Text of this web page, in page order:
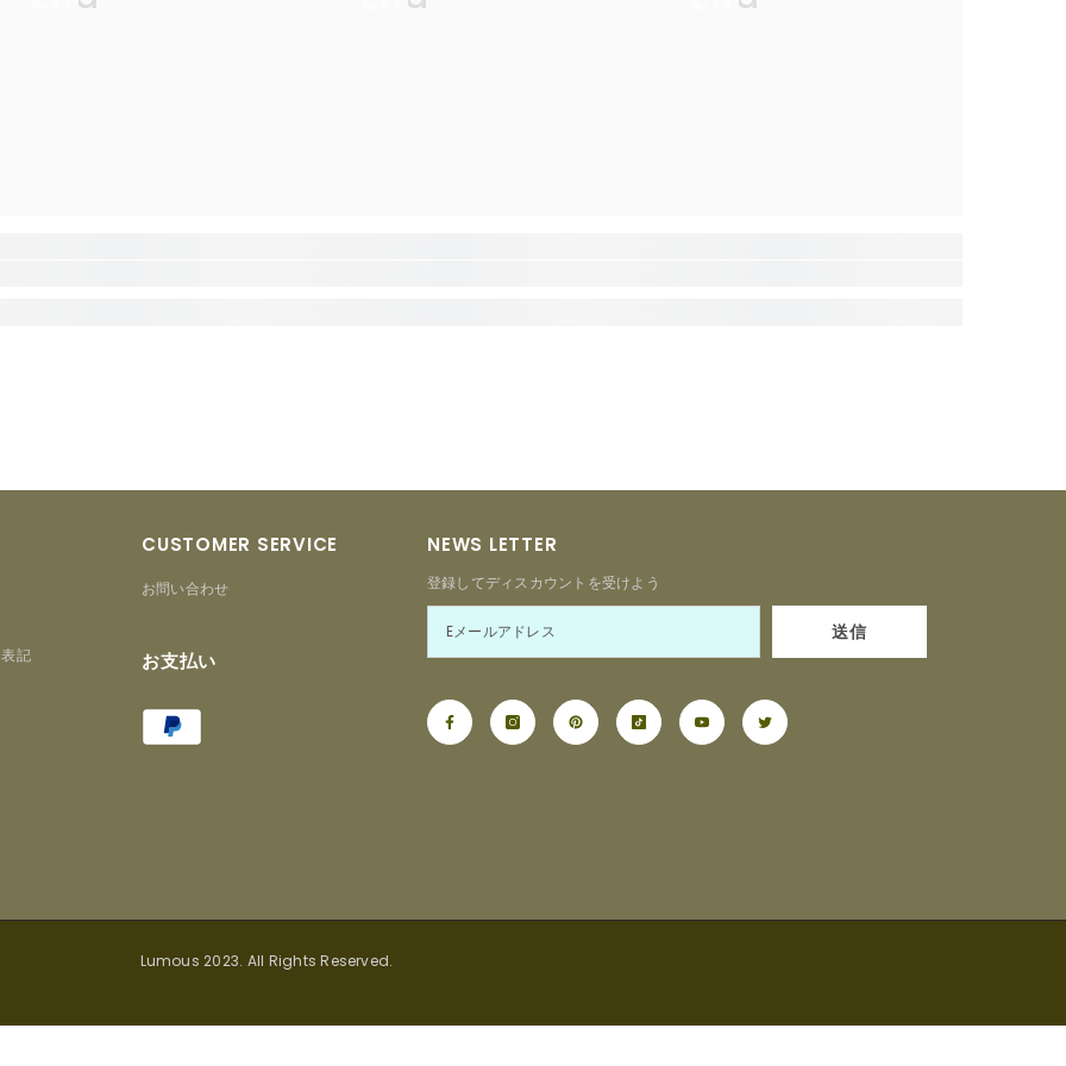
記
CUSTOMER SERVICE
お問い合わせ
お支払い
methods
NEWS LETTER
登録してディスカウントを受けよう
送信
Lumous 2023. All Rights Reserved.